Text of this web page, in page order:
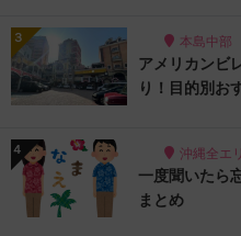
本島中部
アメリカンビ
り！目的別お
沖縄全エ
一度聞いたら
まとめ